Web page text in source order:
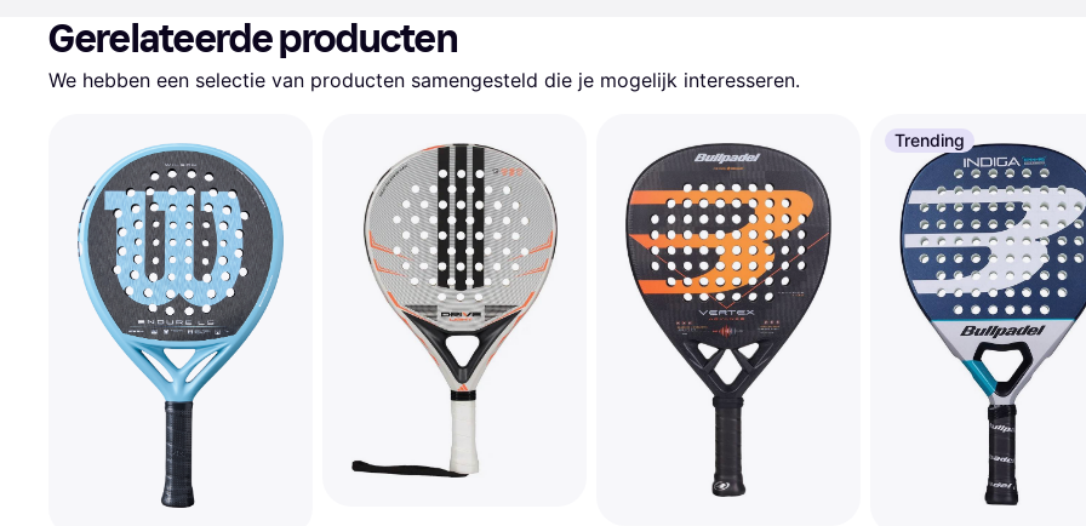
Gerelateerde producten
We hebben een selectie van producten samengesteld die je mogelijk interesseren.
Trending